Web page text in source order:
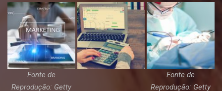
Fonte de
Reprodução: Getty
Fonte de
Reprodução: Getty